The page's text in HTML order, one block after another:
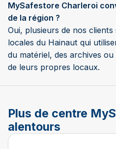
MySafestore Charleroi
de la région ?
Oui, plusieurs de nos
locales du Hainaut qui
du matériel, des archives
de leurs propres locaux.
Plus de centre
alentours